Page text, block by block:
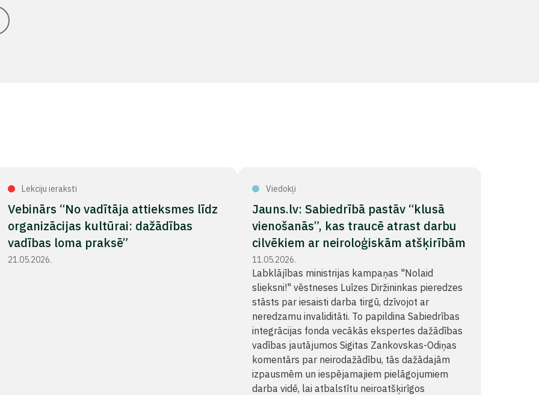
Lekciju ieraksti
Vebinārs “No vadītāja attieksmes līdz
organizācijas kultūrai: dažādības
vadības loma praksē”
21.05.2026.
Viedokļi
Jauns.lv: Sabiedrībā pastāv “klusā
vienošanās”, kas traucē atrast darbu
cilvēkiem ar neiroloģiskām atšķirībām
11.05.2026.
Labklājības ministrijas kampaņas "Nolaid
slieksni!" vēstneses Luīzes Diržininkas pieredzes
stāsts par iesaisti darba tirgū, dzīvojot ar
neredzamu invaliditāti. To papildina Sabiedrības
integrācijas fonda vecākās ekspertes dažādības
vadības jautājumos Sigitas Zankovskas-Odiņas
komentārs par neirodažādību, tās dažādajām
izpausmēm un iespējamajiem pielāgojumiem
darba vidē, lai atbalstītu neiroatšķirīgos